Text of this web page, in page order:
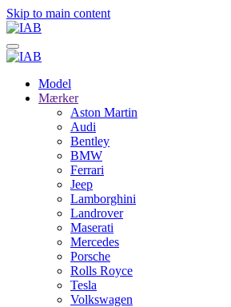
Skip to main content
Model
Mærker
Aston Martin
Audi
Bentley
BMW
Ferrari
Jeep
Lamborghini
Landrover
Maserati
Mercedes
Porsche
Rolls Royce
Tesla
Volkswagen